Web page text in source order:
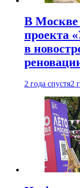
В Москве
проекта
в
2 года спустя2